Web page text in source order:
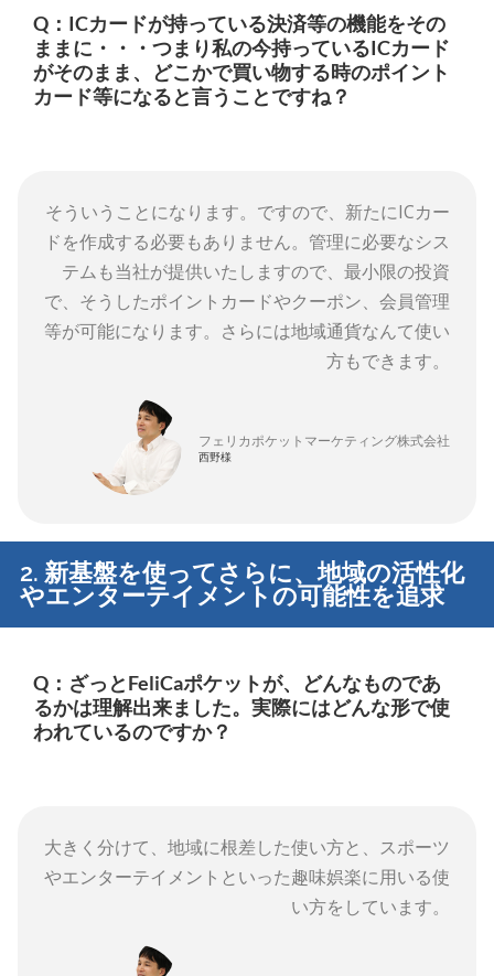
Q：ICカードが持っている決済等の機能をその
ままに・・・つまり私の今持っているICカード
がそのまま、どこかで買い物する時のポイント
カード等になると言うことですね？
そういうことになります。ですので、新たにICカー
ドを作成する必要もありません。管理に必要なシス
テムも当社が提供いたしますので、最小限の投資
で、そうしたポイントカードやクーポン、会員管理
等が可能になります。さらには地域通貨なんて使い
方もできます。
フェリカポケットマーケティング株式会社
西野様
2. 新基盤を使ってさらに、地域の活性化
やエンターテイメントの可能性を追求
Q：ざっとFeliCaポケットが、どんなものであ
るかは理解出来ました。実際にはどんな形で使
われているのですか？
大きく分けて、地域に根差した使い方と、スポーツ
やエンターテイメントといった趣味娯楽に用いる使
い方をしています。